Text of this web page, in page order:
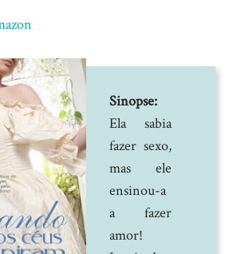
Sinopse:
Ela sabia
fazer sexo,
mas ele
ensinou-a
a fazer
amor!